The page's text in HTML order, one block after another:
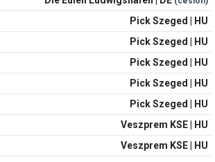
Pick Szeged | HU
Pick Szeged | HU
Pick Szeged | HU
Pick Szeged | HU
Pick Szeged | HU
Veszprem KSE | HU
Veszprem KSE | HU